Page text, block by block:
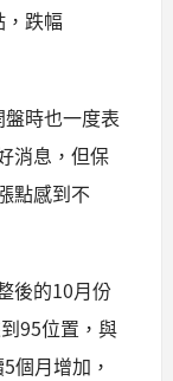
跌幅
時也一度表
消息，但保
點感到不
後的10月份
95位置，與
個月增加，